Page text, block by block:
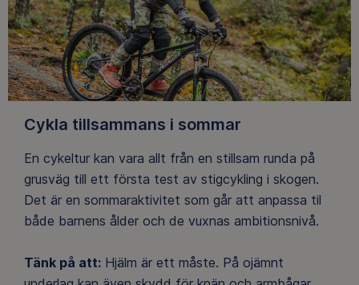
Cykla tillsammans i sommar
En cykeltur kan vara allt från en stillsam runda på
grusväg till ett första test av stigcykling i skogen.
Det är en sommaraktivitet som går att anpassa til
både barnens ålder och de vuxnas ambitionsnivå.
Tänk på att: Hjälm är ett måste. På ojämnt